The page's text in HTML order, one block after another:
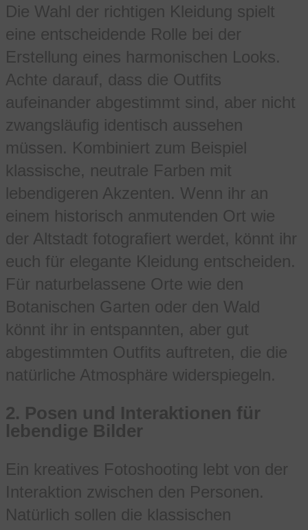
Die Wahl der richtigen Kleidung spielt
eine entscheidende Rolle bei der
Erstellung eines harmonischen Looks.
Achte darauf, dass die Outfits
aufeinander abgestimmt sind, aber nicht
zwangsläufig identisch aussehen
müssen. Kombiniert zum Beispiel
klassische, neutrale Farben mit
lebendigeren Akzenten. Wenn ihr an
einem historisch anmutenden Ort wie
der Altstadt fotografiert werdet, könnt ihr
euch für elegante Kleidung entscheiden.
Für naturbelassene Orte wie den
Botanischen Garten oder den Wald
könnt ihr in entspannten, aber gut
abgestimmten Outfits auftreten, die die
natürliche Atmosphäre widerspiegeln.
2. Posen und Interaktionen für
lebendige Bilder
Ein kreatives Fotoshooting lebt von der
Interaktion zwischen den Personen.
Natürlich sollen die klassischen